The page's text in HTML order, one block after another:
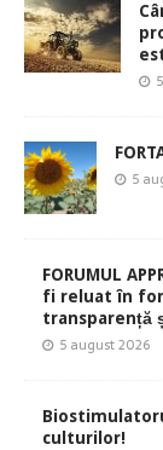
5
FORUMUL
fi reluat în
transparență
5 august 2026
culturilor!